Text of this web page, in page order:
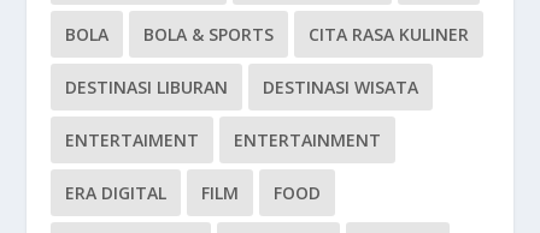
BOLA BOLA & SPORTS CITA RASA KULINER
DESTINASI LIBURAN DESTINASI WISATA
ENTERTAIMENT ENTERTAINMENT
ERA DIGITAL FILM FOOD